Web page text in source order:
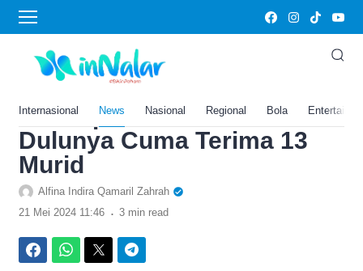
Internasional News Nasional Regional Bola
Home›Edukasi
Modal Masuknya Mencapai
Rp474 Juta, Sekolah
Persiapan di London Ini
Dulunya Cuma Terima 13
Murid
Alfina Indira Qamaril Zahrah
21 Mei 2024 11:46 . 3 min read